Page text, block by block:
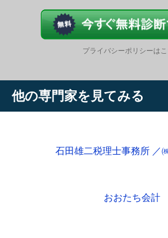
プライバシーポリシーはこ
他の専門家を見てみる
石田雄二税理士事務所 ／
おおたち会計